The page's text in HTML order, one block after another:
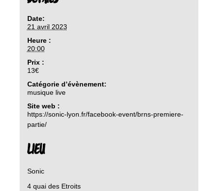
Date:
21 avril 2023
Heure :
20:00
Prix :
13€
Catégorie d’évènement:
musique live
Site web :
https://sonic-lyon.fr/facebook-event/brns-premiere-
partie/
LIEU
Sonic
4 quai des Etroits